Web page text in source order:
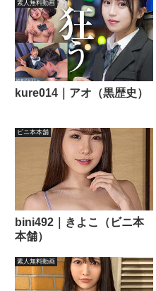
素人無料動画
kure014｜アオ（黒歴史）
ビニ本本舗
bini492｜きよこ（ビニ本
本舗）
素人無料動画